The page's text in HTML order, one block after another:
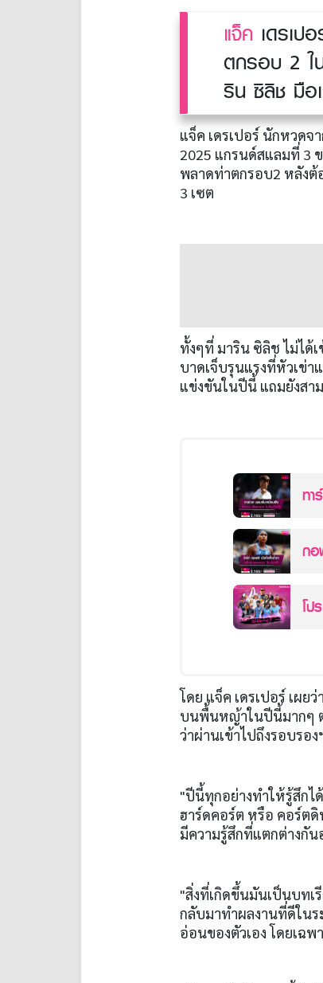
แจ็ค เดรเป
ตกรอบ 2 ใ
ริน ซิลิช มือ
แจ็ค เดรเปอร์ นักหวด
2025 แกรนด์สแลมที่ 3
พลาดท่าตกรอบ2 หลังต้
3 เซต
ทั้งๆที่ มาริน ซิลิช ไม่ได้
บาดเจ็บรุนแรงที่หัวเข่า
แข่งขันในปีนี้ แถมยังสา
ทา
กอ
โป
โดย แจ็ค เดรเปอร์ เผย
บนพื้นหญ้าในปีนี้มากๆ
ว่าผ่านเข้าไปถึงรอบรอ
"ปีนี้ทุกอย่างทำให้รู้สึก
ฮาร์ดคอร์ต หรือ คอร์ต
มีความรู้สึกที่แตกต่างกัน
"สิ่งที่เกิดขึ้นมันเป็นบทเ
กลับมาทำผลงานที่ดีใน
อ่อนของตัวเอง โดยเฉ